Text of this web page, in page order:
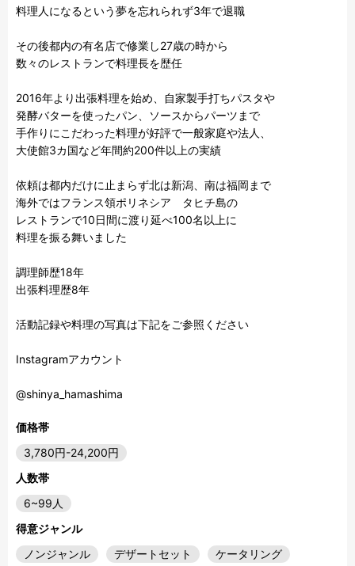
料理人になるという夢を忘れられず3年で退職
その後都内の有名店で修業し27歳の時から
数々のレストランで料理長を歴任
2016年より出張料理を始め、自家製手打ちパスタや
発酵バターを使ったパン、ソースからパーツまで
手作りにこだわった料理が好評で一般家庭や法人、
大使館3カ国など年間約200件以上の実績
依頼は都内だけに止まらず北は新潟、南は福岡まで
海外ではフランス領ポリネシア　タヒチ島の
レストランで10日間に渡り延べ100名以上に
料理を振る舞いました
調理師歴18年
出張料理歴8年
活動記録や料理の写真は下記をご参照ください
Instagramアカウント
@shinya_hamashima
価格帯
3,780円-24,200円
人数帯
6~99人
得意ジャンル
ノンジャンル
デザートセット
ケータリング